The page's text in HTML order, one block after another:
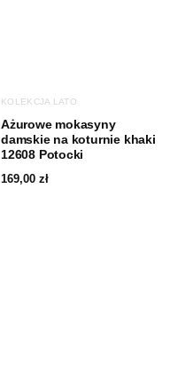
KOLEKCJA LATO
Ażurowe mokasyny
damskie na koturnie khaki
12608 Potocki
169,00 zł